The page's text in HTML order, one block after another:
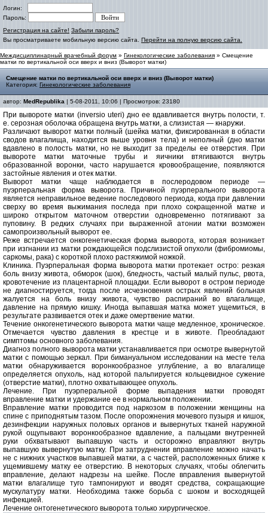
Логин:
Пароль:
Регистрация на сайте! Забыли пароль?
Вы просматриваете мобильную версию сайта. Перейти на полную версию сайта.
Междисциплинарный врачебный форум » Гинекологические заболевания » Смещение
матки по вертикальной оси вверх и вниз (Выворот матки)
Смещение матки по вертикальной оси вверх и вниз (Выворот матки)
Категория: Гинекологические заболевания
автор: MedRepublika | 5-08-2011, 10:06 | Просмотров: 23180
При вывороте матки (inversio uteri) дно ее вдавливается внутрь полости, т.
е. серозная оболочка обращена внутрь матки, а слизистая — кнаружи.
Различают выворот матки полный (шейка матки, фиксированная в области
сводов влагалища, находится выше уровня тела) и неполный (дно матки
вдавлено в полость матки, но не выходит за пределы ее отверстия. При
вывороте матки маточные трубы и яичники втягиваются внутрь
образованной воронки, часто нарушается кровообращение, появляются
застойные явления и отек матки.
Выворот матки чаще наблюдается в послеродовом периоде —
пуэрперальная форма выворота. Причиной пуэрперального выворота
является неправильное ведение последового периода, когда при давлении
сверху во время выжимания последа при плохо сокращенной матке и
широко открытом маточном отверстии одновременно потягивают за
пуповину. В редких случаях при выраженной атонии матки возможен
самопроизвольный выворот ее.
Реже встречается онкогенетическая форма выворота, которая возникает
при изгнании из матки рождающейся подслизистой опухоли (фибромиомы,
саркомы, рака) с короткой плохо растяжимой ножкой.
Клиника. Пуэрперальная форма выворота матки протекает остро: резкая
боль внизу живота, обморок (шок), бледность, частый малый пульс, рвота,
кровотечение из плацентарной площадки. Если выворот в остром периоде
не диагностируется, тогда после исчезновения острых явлений больная
жалуется на боль внизу живота, чувство распираний во влагалище,
давление на прямую кишку. Иногда выпавшая матка может ущемиться, в
результате развивается отек и даже омертвение матки.
Течение онкогенетического выворота матки чаще медленное, хроническое.
Отмечается чувство давления в крестце и в животе. Преобладают
симптомы основного заболевания.
Диагноз полного выворота матки устанавливается при осмотре вывернутой
матки с помощью зеркал. При бимануальном исследовании на месте тела
матки обнаруживается воронкообразное углубление, а во влагалище
определяется опухоль, над которой пальпируется кольцевидное сужение
(отверстие матки), плотно охватывающее опухоль.
Лечение. При пуэрперальной форме выпадения матки проводят
вправление матки и удержание ее в нормальном положении.
Вправление матки проводится под наркозом в положении женщины на
спине с приподнятым тазом. После опорожнения мочевого пузыря и кишок,
дезинфекции наружных половых органов и вывернутых тканей наружной
рукой ощупывают воронкообразное вдавление, а пальцами внутренней
руки обхватывают выпавшую часть и осторожно вправляют внутрь
выпавшую вывернутую матку. При затруднении вправление можно начать
не с нижних участков выпавшей матки, а с частей, расположенных ближе к
ущемившему матку ее отверстию. В некоторых случаях, чтобы облегчить
вправление, делают надрезы на шейке. После вправления вывернутой
матки влагалище туго тампонируют и вводят средства, сокращающие
мускулатуру матки. Необходима также борьба с шоком и восходящей
инфекцией.
Лечение онтогенетического выворота только хирургическое.